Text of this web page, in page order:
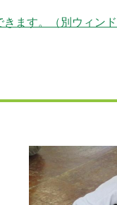
ます。（別ウィン